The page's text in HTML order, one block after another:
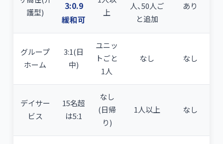
護型)
3:0.9
緩和可
上
人、50人ご
と追加
あり
グループ
ホーム
3:1(日
中)
ユニッ
トごと
1人
なし なし
デイサー
ビス
15名超
は5:1
なし
(日帰
り)
1人以上 なし